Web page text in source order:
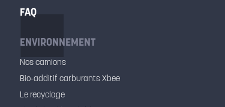
FAQ
ENVIRONNEMENT
Nos camions
Bio-additif carburants Xbee
Le recyclage